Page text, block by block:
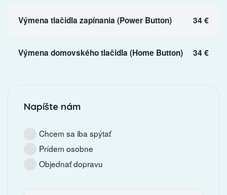
Výmena tlačidla zapínania (Power Button) 34 €
Výmena domovského tlačidla (Home Button) 34 €
Napíšte nám
Chcem sa iba spýtať
Prídem osobne
Objednať dopravu